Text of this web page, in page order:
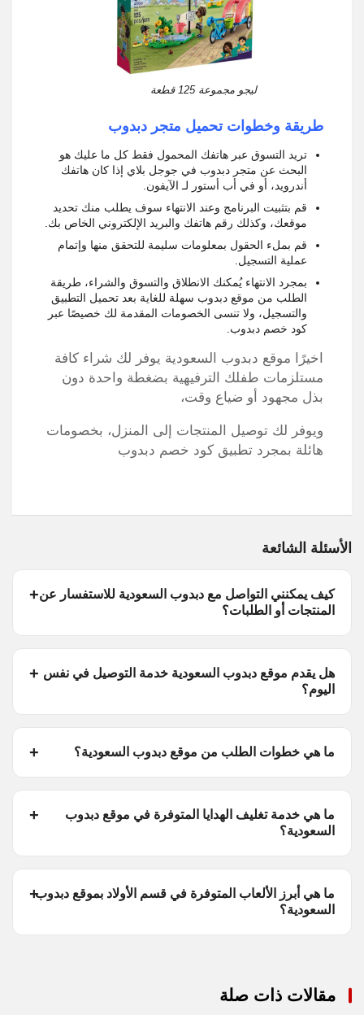
ليجو مجموعة 125 قطعة
طريقة وخطوات تحميل متجر دبدوب
تريد التسوق عبر هاتفك المحمول فقط كل ما عليك هو
البحث عن متجر دبدوب في جوجل بلاي إذا كان هاتفك
أندرويد، أو في أب أستور لـ الآيفون.
قم بتثبيت البرنامج وعند الانتهاء سوف يطلب منك تحديد
موقعك، وكذلك رقم هاتفك والبريد الإلكتروني الخاص بك.
قم بملء الحقول بمعلومات سليمة للتحقق منها وإتمام
عملية التسجيل.
بمجرد الانتهاء يُمكنك الانطلاق والتسوق والشراء، طريقة
الطلب من موقع دبدوب سهلة للغاية بعد تحميل التطبيق
والتسجيل، ولا تنسى الخصومات المقدمة لك خصيصًا عبر
كود خصم دبدوب.
اخيرًا موقع دبدوب السعودية يوفر لك شراء كافة
مستلزمات طفلك الترفيهية بضغطة واحدة دون
بذل مجهود أو ضياع وقت،
ويوفر لك توصيل المنتجات إلى المنزل، بخصومات
هائلة بمجرد تطبيق كود خصم دبدوب
الأسئلة الشائعة
كيف يمكنني التواصل مع دبدوب السعودية للاستفسار عن
المنتجات أو الطلبات؟
هل يقدم موقع دبدوب السعودية خدمة التوصيل في نفس
اليوم؟
ما هي خطوات الطلب من موقع دبدوب السعودية؟
ما هي خدمة تغليف الهدايا المتوفرة في موقع دبدوب
السعودية؟
ما هي أبرز الألعاب المتوفرة في قسم الأولاد بموقع دبدوب
السعودية؟
مقالات ذات صلة